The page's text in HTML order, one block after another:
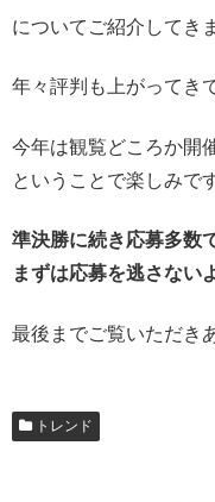
についてご紹介してき
年々評判も上がってき
今年は観覧どころか開
ということで楽しみで
準決勝に続き応募多数
まずは応募を逃さない
最後までご覧いただき
トレンド